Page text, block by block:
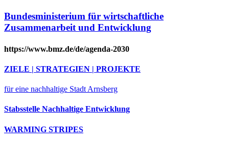
Bundesministerium für wirtschaftliche
Zusammenarbeit und Entwicklung
https://www.bmz.de/de/agenda-2030
ZIELE | STRATEGIEN | PROJEKTE
für eine nachhaltige Stadt Arnsberg
Stabsstelle Nachhaltige Entwicklung
WARMING STRIPES